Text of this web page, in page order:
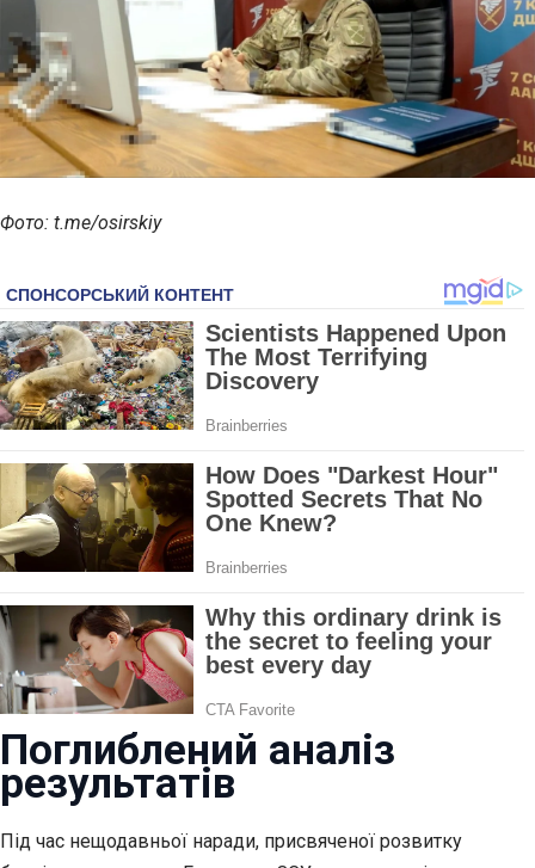
Фото: t.me/osirskiy
Поглиблений аналіз
результатів
Під час нещодавньої наради, присвяченої розвитку